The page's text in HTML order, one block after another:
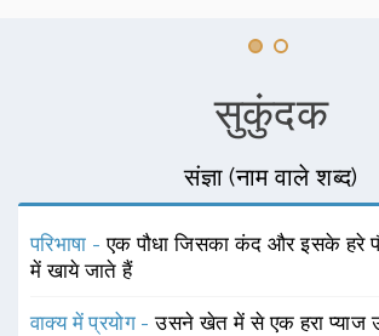
सुकुंदक
संज्ञा (नाम वाले शब्द)
परिभाषा -एक पौधा जिसका कंद और इसके हरे
में खाये जाते हैं
वाक्य में प्रयोग -उसने खेत में से एक हरा प्याज